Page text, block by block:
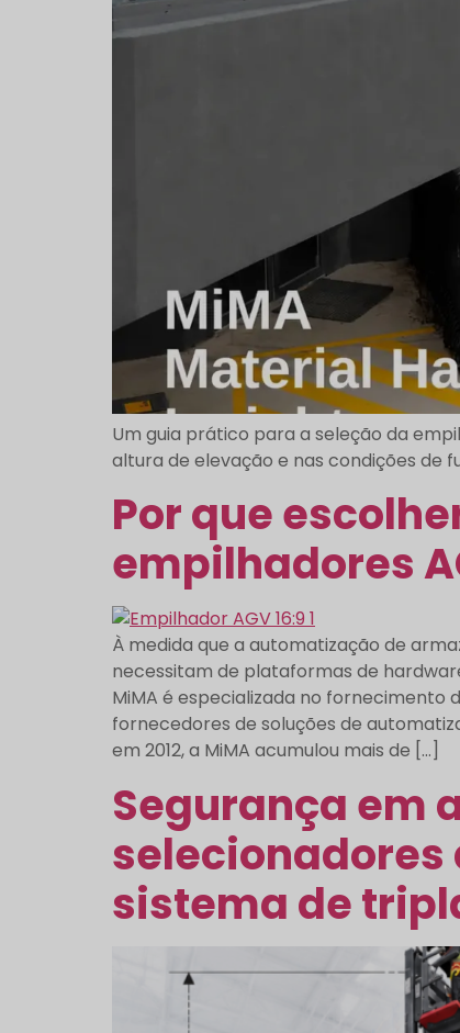
Um guia prático para a seleção da
altura de elevação e nas condições de
Por que
empilhadores
À medida que a automatização de
necessitam de plataformas de
MiMA é especializada no fornecimento
fornecedores de soluções de
em 2012, a MiMA acumulou mais de […]
Segurança em
selecionadores
sistema de